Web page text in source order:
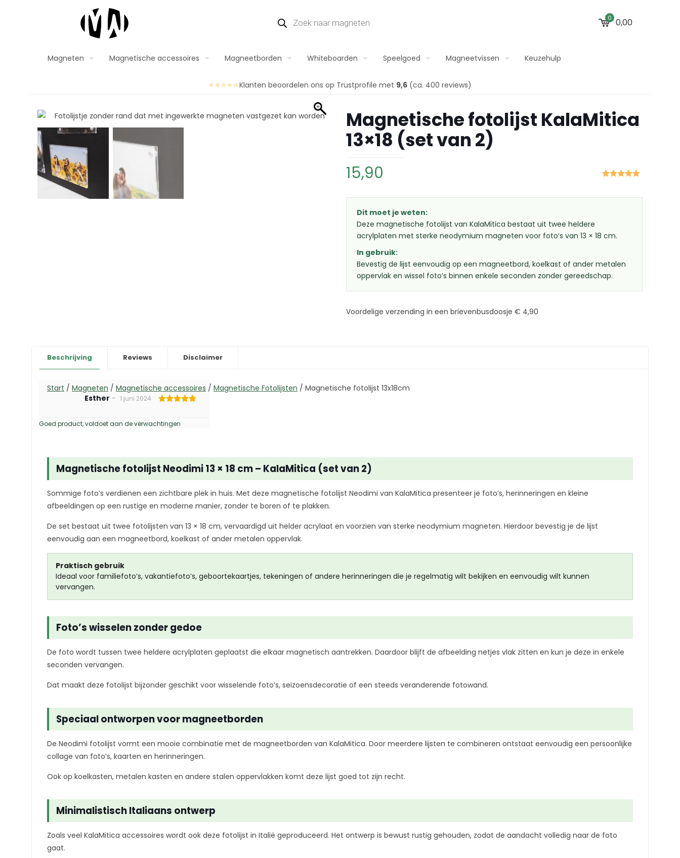
0 0,00
Magneten Magnetische accessoires Magneetborden Whiteboarden Speelgoed Magneetvissen Keuzehulp
⭐⭐⭐⭐⭐Klanten beoordelen ons op Trustprofile met 9,6(ca. 400 reviews)
Magnetische fotolijst KalaMitica
13×18 (set van 2)
gebaseerd
15,90
Dit moet je weten:
Deze magnetische fotolijst van KalaMitica bestaat uit twee heldere
acrylplaten met sterke neodymium magneten voor foto’s van 13 × 18 cm.
In gebruik:
Bevestig de lijst eenvoudig op een magneetbord, koelkast of ander metalen
oppervlak en wissel foto’s binnen enkele seconden zonder gereedschap.
Voordelige verzending in een brievenbusdoosje € 4,90
Beschrijving Reviews Disclaimer
Start / Magneten / Magnetische accessoires / Magnetische Fotolijsten / Magnetische fotolijst 13x18cm
Esther – 1 juni 2024
Goed product, voldoet aan de verwachtingen
Magnetische fotolijst Neodimi 13 × 18 cm – KalaMitica (set van 2)
Sommige foto’s verdienen een zichtbare plek in huis. Met deze magnetische fotolijst Neodimi van KalaMitica presenteer je foto’s, herinneringen en kleine
afbeeldingen op een rustige en moderne manier, zonder te boren of te plakken.
De set bestaat uit twee fotolijsten van 13 × 18 cm, vervaardigd uit helder acrylaat en voorzien van sterke neodymium magneten. Hierdoor bevestig je de lijst
eenvoudig aan een magneetbord, koelkast of ander metalen oppervlak.
Praktisch gebruik
Ideaal voor familiefoto’s, vakantiefoto’s, geboortekaartjes, tekeningen of andere herinneringen die je regelmatig wilt bekijken en eenvoudig wilt kunnen
vervangen.
Foto’s wisselen zonder gedoe
De foto wordt tussen twee heldere acrylplaten geplaatst die elkaar magnetisch aantrekken. Daardoor blijft de afbeelding netjes vlak zitten en kun je deze in enkele
seconden vervangen.
Dat maakt deze fotolijst bijzonder geschikt voor wisselende foto’s, seizoensdecoratie of een steeds veranderende fotowand.
Speciaal ontworpen voor magneetborden
De Neodimi fotolijst vormt een mooie combinatie met de magneetborden van KalaMitica. Door meerdere lijsten te combineren ontstaat eenvoudig een persoonlijke
collage van foto’s, kaarten en herinneringen.
Ook op koelkasten, metalen kasten en andere stalen oppervlakken komt deze lijst goed tot zijn recht.
Minimalistisch Italiaans ontwerp
Zoals veel KalaMitica accessoires wordt ook deze fotolijst in Italië geproduceerd. Het ontwerp is bewust rustig gehouden, zodat de aandacht volledig naar de foto
gaat.